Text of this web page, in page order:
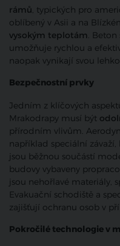
rámů, typických pro
oblíbený v Asii a na
vysokým teplotám.
umožňuje rychlou a
naopak vynikají svou
Bezpečnostní prvky
Jedním z klíčových
Mrakodrapy musí být
přírodním vlivům.
například speciální
jsou běžnou součástí
budovy vybaveny
jsou nehořlavé materiály,
Evakuační schodiště a
zajišťují ochranu osob v
Pokročilé technologie v